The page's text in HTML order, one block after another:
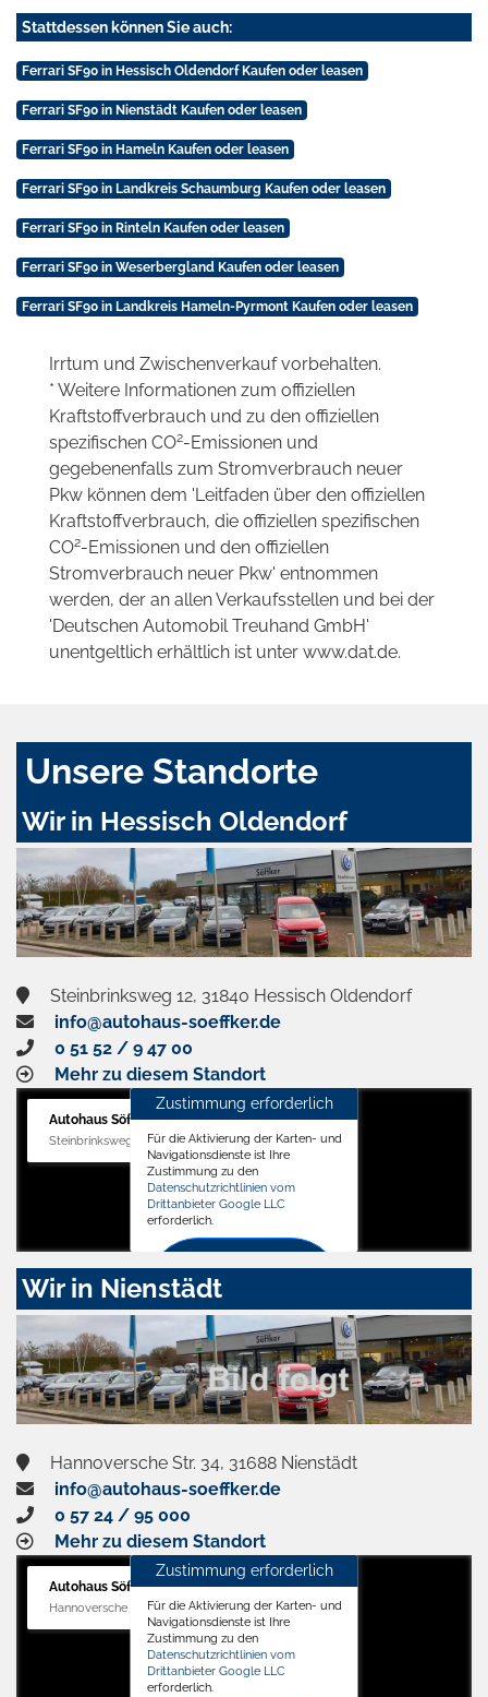
Stattdessen können Sie auch:
Ferrari SF90 in Hessisch Oldendorf Kaufen oder leasen
Ferrari SF90 in Nienstädt Kaufen oder leasen
Ferrari SF90 in Hameln Kaufen oder leasen
Ferrari SF90 in Landkreis Schaumburg Kaufen oder leasen
Ferrari SF90 in Rinteln Kaufen oder leasen
Ferrari SF90 in Weserbergland Kaufen oder leasen
Ferrari SF90 in Landkreis Hameln-Pyrmont Kaufen oder leasen
Irrtum und Zwischenverkauf vorbehalten.
* Weitere Informationen zum offiziellen
Kraftstoffverbrauch und zu den offiziellen
spezifischen CO2-Emissionen und
gegebenenfalls zum Stromverbrauch neuer
Pkw können dem 'Leitfaden über den offiziellen
Kraftstoffverbrauch, die offiziellen spezifischen
CO2-Emissionen und den offiziellen
Stromverbrauch neuer Pkw' entnommen
werden, der an allen Verkaufsstellen und bei der
'Deutschen Automobil Treuhand GmbH'
unentgeltlich erhältlich ist unter www.dat.de.
Unsere Standorte
Wir in Hessisch Oldendorf
Steinbrinksweg 12, 31840 Hessisch Oldendorf
info@autohaus-soeffker.de
0 51 52 / 9 47 00
Mehr zu diesem Standort
Autohaus Söffker GmbH
Steinbrinksweg 12, 31840 Hessisch Oldendorf
Zustimmung erforderlich
Für die Aktivierung der Karten- und
Navigationsdienste ist Ihre
Zustimmung zu den
Datenschutzrichtlinien vom
Drittanbieter Google LLC
erforderlich.
Zustimmen
aktivieren
Wir in Nienstädt
Hannoversche Str. 34, 31688 Nienstädt
info@autohaus-soeffker.de
0 57 24 / 95 000
Mehr zu diesem Standort
Autohaus Söffker GmbH
Hannoversche Str. 34, 31688 Nienstädt
Zustimmung erforderlich
Für die Aktivierung der Karten- und
Navigationsdienste ist Ihre
Zustimmung zu den
Datenschutzrichtlinien vom
Drittanbieter Google LLC
erforderlich.